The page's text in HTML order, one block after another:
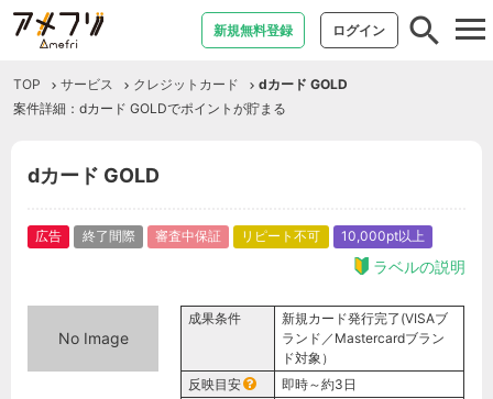
新規無料登録 ログイン
TOP サービス クレジットカード
dカード GOLD
案件詳細：dカード GOLDでポイントが貯まる
dカード GOLD
広告 終了間際 審査中保証 リピート不可 10,000pt以上
ラベルの説明
No Image
成果条件
新規カード発行完了(VISAブ
ランド／Mastercardブラン
ド対象）
反映目安
即時～約3日